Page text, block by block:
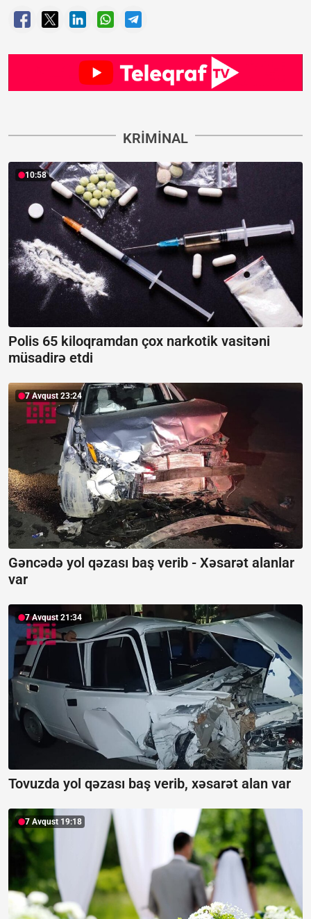
KRIMINAL
10:58
Polis 65 kiloqramdan çox narkotik vasitəni
müsadirə etdi
7 Avqust 23:24
Gəncədə yol qəzası baş verib - Xəsarət alanlar
var
7 Avqust 21:34
Tovuzda yol qəzası baş verib, xəsarət alan var
7 Avqust 19:18